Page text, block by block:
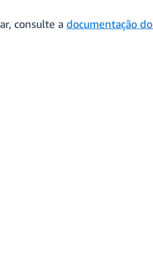
consulte a documentação